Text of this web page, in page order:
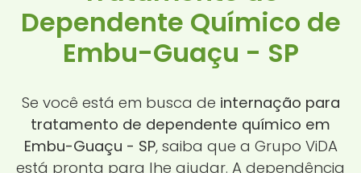
Dependente Químico de
Embu-Guaçu - SP
Se você está em busca de internação para
tratamento de dependente químico em
Embu-Guaçu - SP, saiba que a Grupo ViDA
está pronta para lhe ajudar. A dependência